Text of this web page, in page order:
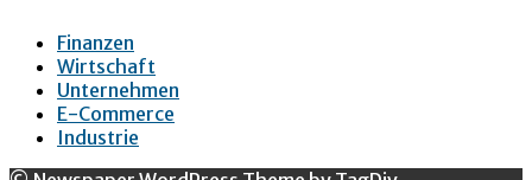
Finanzen
Wirtschaft
Unternehmen
E-Commerce
Industrie